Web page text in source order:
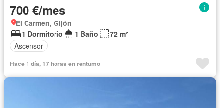
700 €/mes
El Carmen, Gijón
1 Dormitorio
1 Baño
72 m²
Ascensor
Hace 1 día, 17 horas en rentumo